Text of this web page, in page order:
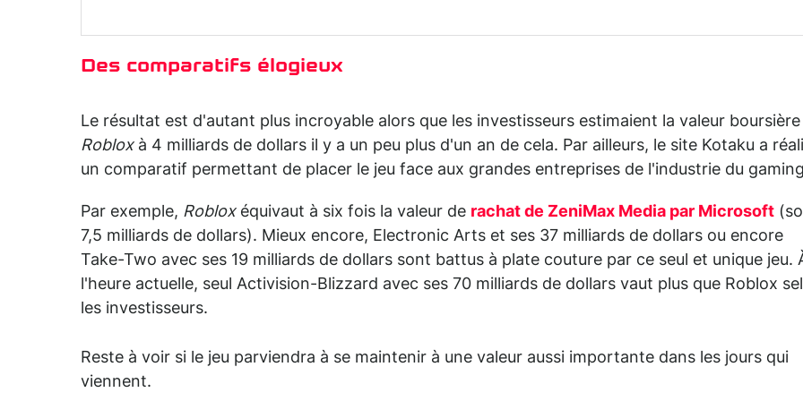
Des comparatifs élogieux
Le résultat est d'autant plus incroyable alors que les investisseurs estimaient la valeur
Robloxà 4 milliards de dollars il y a un peu plus d'un an de cela. Par ailleurs, le site Kotaku a
un comparatif permettant de placer le jeu face aux grandes entreprises de l'industrie du
Par exemple, Robloxéquivaut à six fois la valeur de rachat de ZeniMax Media par Microsoft
7,5 milliards de dollars). Mieux encore, Electronic Arts et ses 37 milliards de dollars ou encore
Take-Two avec ses 19 milliards de dollars sont battus à plate couture par ce seul et unique jeu.
l'heure actuelle, seul Activision-Blizzard avec ses 70 milliards de dollars vaut plus que Roblox
les investisseurs.
Reste à voir si le jeu parviendra à se maintenir à une valeur aussi importante dans les jours qui
viennent.